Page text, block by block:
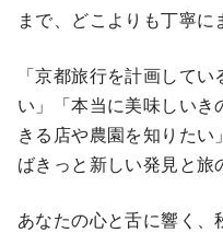
まで、どこよりも丁寧に
「京都旅行を計画して
い」「本当に美味しい
きる店や農園を知りた
ばきっと新しい発見と旅
あなたの心と舌に響く